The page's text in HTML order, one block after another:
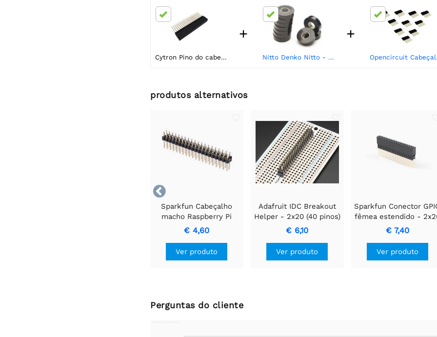
Cytron Pino do cabeçalho PC104 (2x20)
+
Nitto Denko Nitto - fita isolante - preta - 19 mm x 20 m
+
produtos alternativos

Sparkfun Cabeçalho
macho Raspberry Pi
GPIO - 2x20
€ 4,60
Ver produto
Adafruit IDC Breakout
Helper - 2x20 (40 pinos)
€ 6,10
Ver produto
Sparkfun Conector
fêmea estendido -
pinos (13,5 mm/9,80
mm)
€ 7,40
Ver produto
Perguntas do cliente